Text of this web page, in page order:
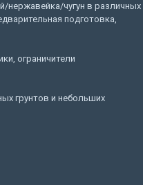
чугун в различных
подготовка,
ограничители
грунтов и небольших